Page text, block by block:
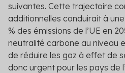
suivantes. Cette trajectoire
additionnelles conduirait à
% des émissions de l’UE en
neutralité carbone au niveau
de réduire les gaz à effet de
donc urgent pour les pays de